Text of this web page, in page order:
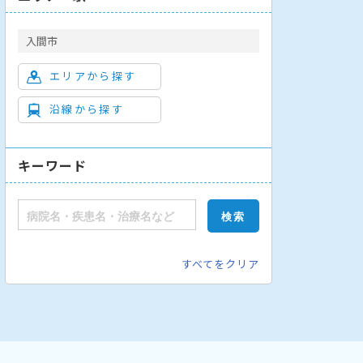
入間市
エリアから探す
沿線から探す
キーワード
すべてをクリア